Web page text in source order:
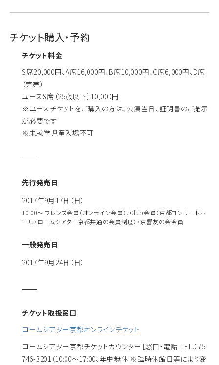
チケット購入・予約
チケット料金
S席20,000円、A席16,000円、B席10,000円、C席6,000円、D席
（完売）
ユースS席（25歳以下）10,000円
※ユースチケットをご購入の方は、公演当日、証明書のご提示
が必要です
※未就学児童入場不可
先行発売日
2017年9月17日（日）
10:00～ フレンズ会員（オンライン会員）、Club会員（京都コンサートホ
ール・ロームシアター京都共通の会員制度）・京響友の会会員
一般発売日
2017年9月24日（日）
チケット取扱窓口
ロームシアター京都オンラインチケット
ロームシアター京都チケットカウンター ［窓口・電話 TEL.075-
746-3201（10:00～17:00、年中無休 ※臨時休館日等により変